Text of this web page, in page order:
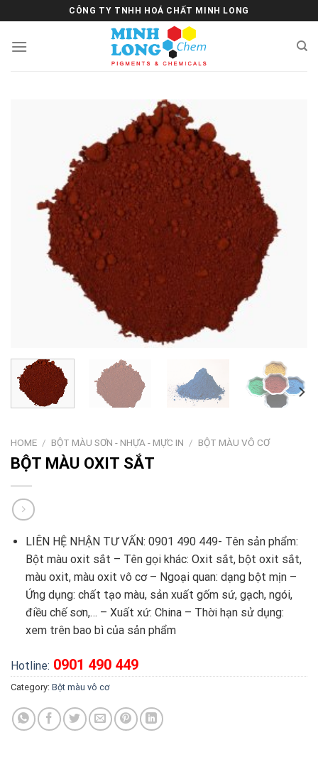
to
content
CÔNG TY TNHH HOÁ CHẤT MINH LONG
HOME / BỘT MÀU SƠN - NHỰA - MỰC IN / BỘT MÀU VÔ CƠ
BỘT MÀU OXIT SẮT
LIÊN HỆ NHẬN TƯ VẤN: 0901 490 449- Tên sản phẩm:
Bột màu oxit sắt – Tên gọi khác: Oxit sắt, bột oxit sắt,
màu oxit, màu oxit vô cơ – Ngoại quan: dạng bột mịn –
Ứng dụng: chất tạo màu, sản xuất gốm sứ, gạch, ngói,
điều chế sơn,… – Xuất xứ: China – Thời hạn sử dụng:
xem trên bao bì của sản phẩm
Hotline: 0901 490 449
Category: Bột màu vô cơ